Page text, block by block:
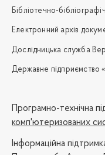
Бібліотечно-
Електронний архів
Дослідницька служба
Державне підприємство
Програмно-технічна
комп'ютеризованих
Iнформаційна